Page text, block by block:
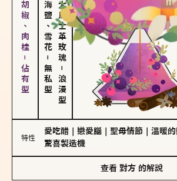
胡椒、肉桂－佔有型 海鹽、雪花
－
無私型
大馬士革玫瑰
－
浪漫型
特性
愛吃醋 戀愛腦 聖母情節 溫暖
驚喜製造機
查看 對方 的解說